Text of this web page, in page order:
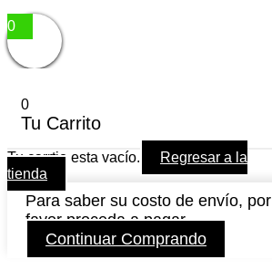
0
0
Tu Carrito
Tu carrtio esta vacío.
Regresar a la
tienda
Para saber su costo de envío, por
favor proceda a pagar.
Continuar Comprando